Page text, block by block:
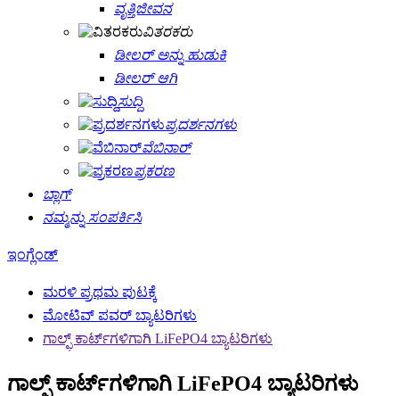
ವೃತ್ತಿಜೀವನ
ವಿತರಕರು
ಡೀಲರ್ ಅನ್ನು ಹುಡುಕಿ
ಡೀಲರ್ ಆಗಿ
ಸುದ್ದಿ
ಪ್ರದರ್ಶನಗಳು
ವೆಬಿನಾರ್
ಪ್ರಕರಣ
ಬ್ಲಾಗ್
ನಮ್ಮನ್ನು ಸಂಪರ್ಕಿಸಿ
ಇಂಗ್ಲೆಂಡ್
ಮರಳಿ ಪ್ರಥಮ ಪುಟಕ್ಕೆ
ಮೋಟಿವ್ ಪವರ್ ಬ್ಯಾಟರಿಗಳು
ಗಾಲ್ಫ್ ಕಾರ್ಟ್‌ಗಳಿಗಾಗಿ LiFePO4 ಬ್ಯಾಟರಿಗಳು
ಗಾಲ್ಫ್ ಕಾರ್ಟ್‌ಗಳಿಗಾಗಿ LiFePO4 ಬ್ಯಾಟರಿಗಳು